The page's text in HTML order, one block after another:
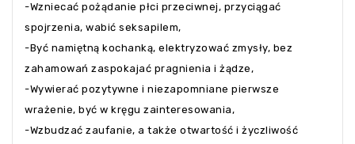
-Wzniecać pożądanie płci przeciwnej, przyciągać
spojrzenia, wabić seksapilem,
-Być namiętną kochanką, elektryzować zmysły, bez
zahamowań zaspokajać pragnienia i żądze,
-Wywierać pozytywne i niezapomniane pierwsze
wrażenie, być w kręgu zainteresowania,
-Wzbudzać zaufanie, a także otwartość i życzliwość